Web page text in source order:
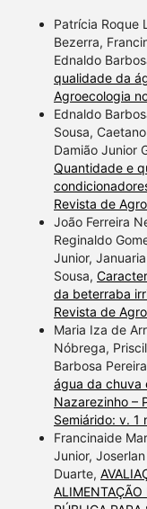
Patrícia Roque
Bezerra,
Ednaldo
qualidade da
Agroecologia
Ednaldo
Sousa,
Damião Junior
Quantidade e
Revista de
João Ferreira
Reginaldo
Junior,
Sousa,
da beterraba
Revista de
Maria Iza de
Nóbrega,
Barbosa
água da chuva
Nazarezinho –
Semiárido: v. 1
Francinaide
Junior,
Duarte,